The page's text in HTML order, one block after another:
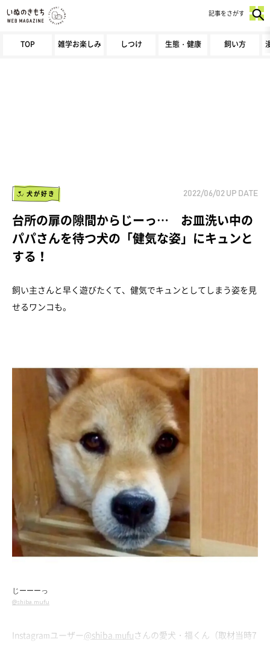
TOP 雑学お楽しみ しつけ 生態・健康 飼い方
記事をさがす
犬が好き 2022/06/02 UP DATE
台所の扉の隙間からじーっ… お皿洗い中の
パパさんを待つ犬の「健気な姿」にキュンと
する！
飼い主さんと早く遊びたくて、健気でキュンとしてしまう姿を見
せるワンコも。
じーーーっ
@shiba.mufu
Instagramユーザー@shiba.mufuさんの愛犬・福くん（取材当時7